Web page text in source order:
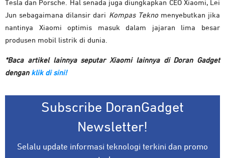
Tesla dan Porsche. Hal senada juga diungkapkan CEO Xiaomi, Lei
Jun sebagaimana dilansir dari Kompas Teknomenyebutkan jika
nantinya Xiaomi optimis masuk dalam jajaran lima besar
produsen mobil listrik di dunia.
*Baca artikel lainnya seputar Xiaomi lainnya di Doran Gadget
dengan klik di sini!
Subscribe DoranGadget
Newsletter!
Selalu update informasi teknologi terkini dan promo